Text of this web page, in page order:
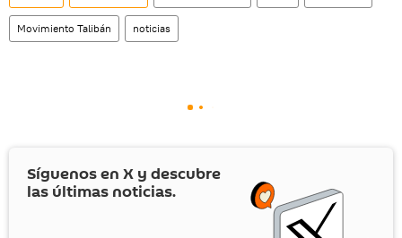
Movimiento Talibán noticias
Síguenos en X y descubre
las últimas noticias.